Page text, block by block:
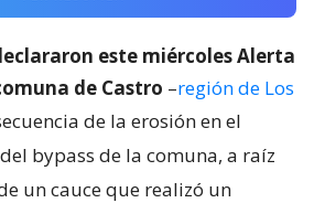
este miércoles Alerta
de Castro –región de Los
de la erosión en el
bypass de la comuna, a raíz
un cauce que realizó un